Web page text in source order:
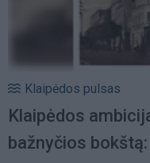
Klaipėdos pulsas
Klaipėdos
bažnyčios